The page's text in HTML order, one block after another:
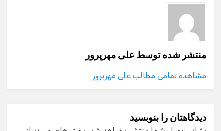
منتشر شده توسطعلی مهرپرور
مشاهده تمامی مطالب علی مهرپرور
دیدگاهتان را بنویسید